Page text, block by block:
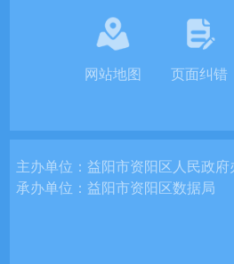
网站地图 页面纠错
主办单位：益阳市资阳区人民政府
承办单位：益阳市资阳区数据局